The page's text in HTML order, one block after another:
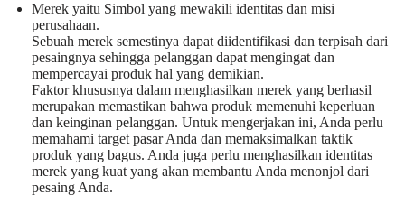
Merek yaitu Simbol yang mewakili identitas dan misi
perusahaan.
Sebuah merek semestinya dapat diidentifikasi dan terpisah dari
pesaingnya sehingga pelanggan dapat mengingat dan
mempercayai produk hal yang demikian.
Faktor khususnya dalam menghasilkan merek yang berhasil
merupakan memastikan bahwa produk memenuhi keperluan
dan keinginan pelanggan. Untuk mengerjakan ini, Anda perlu
memahami target pasar Anda dan memaksimalkan taktik
produk yang bagus. Anda juga perlu menghasilkan identitas
merek yang kuat yang akan membantu Anda menonjol dari
pesaing Anda.